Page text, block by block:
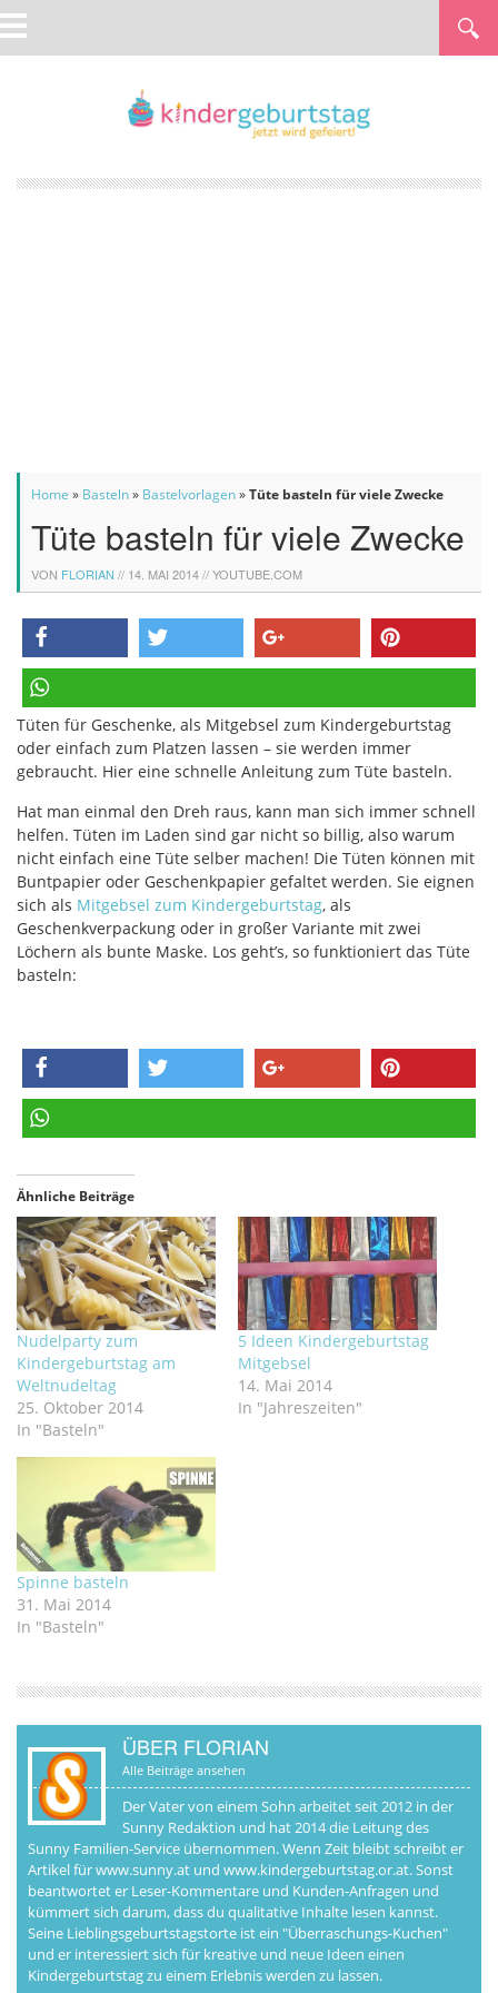
Home » Basteln» Bastelvorlagen»Tüte basteln für viele Zwecke
Tüte basteln für viele Zwecke
VON FLORIAN // 14. MAI 2014// YOUTUBE.COM
teilen
teilen
Tüten für Geschenke, als Mitgebsel zum Kindergeburtstag
oder einfach zum Platzen lassen – sie werden immer
gebraucht. Hier eine schnelle Anleitung zum Tüte basteln.
Hat man einmal den Dreh raus, kann man sich immer schnell
helfen. Tüten im Laden sind gar nicht so billig, also warum
nicht einfach eine Tüte selber machen! Die Tüten können mit
Buntpapier oder Geschenkpapier gefaltet werden. Sie eignen
sich als Mitgebsel zum Kindergeburtstag, als
Geschenkverpackung oder in großer Variante mit zwei
Löchern als bunte Maske. Los geht’s, so funktioniert das Tüte
basteln:
teilen
Ähnliche Beiträge
Nudelparty zum
Kindergeburtstag am
Weltnudeltag
25. Oktober 2014
In "Basteln"
5 Ideen Kindergeburtstag
Mitgebsel
14. Mai 2014
In "Jahreszeiten"
Spinne basteln
31. Mai 2014
In "Basteln"
ÜBER FLORIAN
Alle Beiträge ansehen
Der Vater von einem Sohn arbeitet seit 2012 in der
Sunny Redaktion und hat 2014 die Leitung des
Sunny Familien-Service übernommen. Wenn Zeit bleibt schreibt er
Artikel für www.sunny.at und www.kindergeburtstag.or.at. Sonst
beantwortet er Leser-Kommentare und Kunden-Anfragen und
kümmert sich darum, dass du qualitative Inhalte lesen kannst.
Seine Lieblingsgeburtstagstorte ist ein "Überraschungs-Kuchen"
und er interessiert sich für kreative und neue Ideen einen
Kindergeburtstag zu einem Erlebnis werden zu lassen.